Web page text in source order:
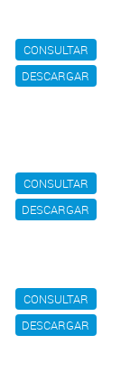
CONSULTAR
DESCARGAR
CONSULTAR
DESCARGAR
CONSULTAR
DESCARGAR